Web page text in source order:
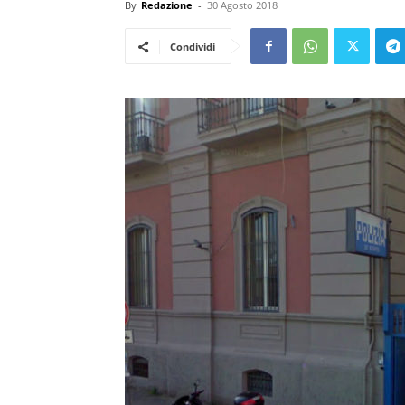
By Redazione - 30 Agosto 2018
Condividi